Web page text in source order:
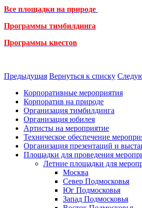
Все площадки на природе
Программы тимбилдинга
Программы квестов
Предыдущая Вернуться к списку
Корпоративные мероприятия
Корпоратив на природе
Организация тимбилдинга
Организация юбилея
Артисты на мероприятие
Техническое обеспечение
Организация презентаций и
Площадки для проведения
Летние площадки для
Москва
Север Подмосковья
Юг Подмосковья
Запад Подмосковья